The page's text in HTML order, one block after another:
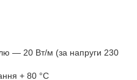
— 20 Вт/м (за напруги 230
+ 80 °C